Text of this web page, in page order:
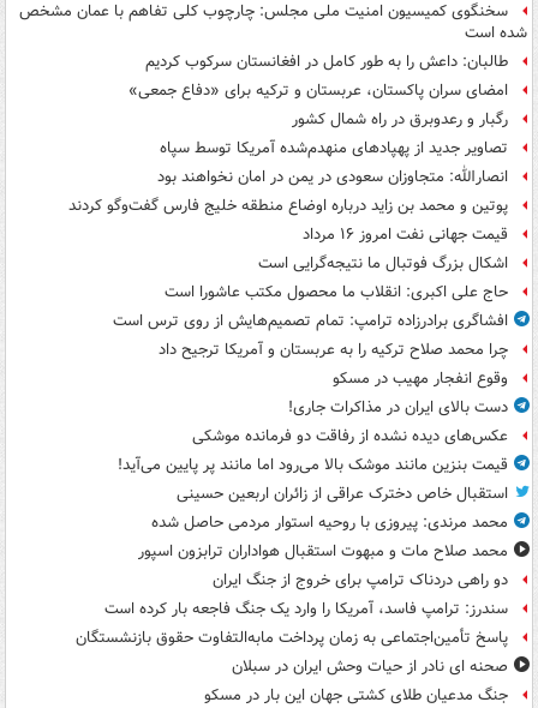
سخنگوی کمیسیون امنیت ملی مجلس: چارچوب کلی تفاهم با عمان مشخص
شده است
طالبان: داعش را به طور کامل در افغانستان سرکوب کردیم
امضای سران پاکستان، عربستان و ترکیه برای «دفاع جمعی»
رگبار و رعدوبرق در راه شمال کشور
تصاویر جدید از پهپادهای منهدم‌شده آمریکا توسط سپاه
انصارالله: متجاوزان سعودی در یمن در امان نخواهند بود
پوتین و محمد بن زاید درباره اوضاع منطقه خلیج فارس گفت‌وگو کردند
قیمت جهانی نفت امروز ۱۶ مرداد
اشکال بزرگ فوتبال ما نتیجه‌گرایی است
حاج علی اکبری: انقلاب ما محصول مکتب عاشورا است
افشاگری برادرزاده ترامپ: تمام تصمیم‌هایش از روی ترس است
چرا محمد صلاح ترکیه را به عربستان و آمریکا ترجیح داد
وقوع انفجار مهیب در مسکو
دست بالای ایران در مذاکرات جاری!
عکس‌های دیده نشده از رفاقت دو فرمانده‌ موشکی
قیمت بنزین مانند موشک بالا می‌رود اما مانند پر پایین می‌آید!
استقبال خاص دخترک عراقی از زائران اربعین حسینی
محمد مرندی: پیروزی با روحیه استوار مردمی حاصل شده
محمد صلاح مات و مبهوت استقبال هواداران ترابزون اسپور
دو راهی دردناک ترامپ برای خروج از جنگ ایران
سندرز: ترامپ فاسد، آمریکا را وارد یک جنگ فاجعه بار کرده است
پاسخ تأمین‌اجتماعی به زمان پرداخت مابه‌التفاوت حقوق بازنشستگان
صحنه ای نادر از حیات وحش ایران در سبلان
جنگ مدعیان طلای کشتی جهان این بار در مسکو